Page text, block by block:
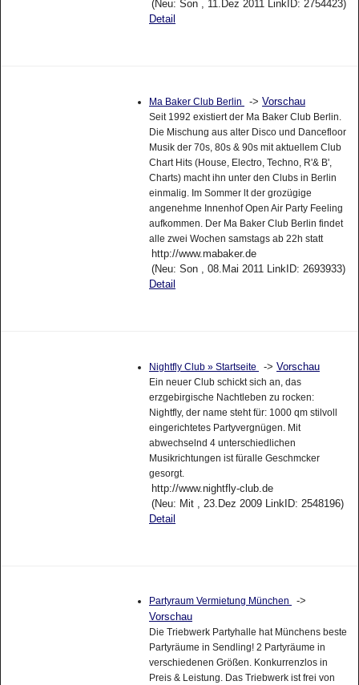
(Neu: Son , 11.Dez 2011 LinkID: 2754423)
Detail
Ma Baker Club Berlin -> Vorschau
Seit 1992 existiert der Ma Baker Club Berlin.
Die Mischung aus alter Disco und Dancefloor
Musik der 70s, 80s & 90s mit aktuellem Club
Chart Hits (House, Electro, Techno, R'& B',
Charts) macht ihn unter den Clubs in Berlin
einmalig. Im Sommer lt der grozügige
angenehme Innenhof Open Air Party Feeling
aufkommen. Der Ma Baker Club Berlin findet
alle zwei Wochen samstags ab 22h statt
http://www.mabaker.de
(Neu: Son , 08.Mai 2011 LinkID: 2693933)
Detail
Nightfly Club » Startseite -> Vorschau
Ein neuer Club schickt sich an, das
erzgebirgische Nachtleben zu rocken:
Nightfly, der name steht für: 1000 qm stilvoll
eingerichtetes Partyvergnügen. Mit
abwechselnd 4 unterschiedlichen
Musikrichtungen ist füralle Geschmcker
gesorgt.
http://www.nightfly-club.de
(Neu: Mit , 23.Dez 2009 LinkID: 2548196)
Detail
Partyraum Vermietung München
->
Vorschau
Die Triebwerk Partyhalle hat Münchens beste
Partyräume in Sendling! 2 Partyräume in
verschiedenen Größen. Konkurrenzlos in
Preis & Leistung. Das Triebwerk ist frei von